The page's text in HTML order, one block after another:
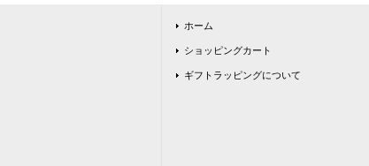
ホーム
ショッピングカート
ギフトラッピングについて